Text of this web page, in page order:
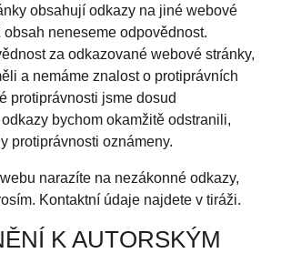
obsahují odkazy na jiné webové
neneseme odpovědnost.
za odkazované webové stránky,
a nemáme znalost o protiprávních
protiprávnosti jsme dosud
bychom okamžitě odstranili,
protiprávnosti oznámeny.
narazíte na nezákonné odkazy,
Kontaktní údaje najdete v tiráži.
K AUTORSKÝM